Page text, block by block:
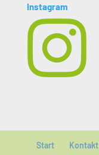
Instagram
Start Kontakt